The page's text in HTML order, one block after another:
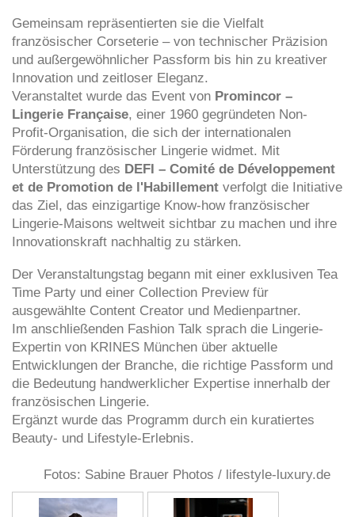
Gemeinsam repräsentierten sie die Vielfalt
französischer Corseterie – von technischer Präzision
und außergewöhnlicher Passform bis hin zu kreativer
Innovation und zeitloser Eleganz.
Veranstaltet wurde das Event von Promincor –
Lingerie Française, einer 1960 gegründeten Non-
Profit-Organisation, die sich der internationalen
Förderung französischer Lingerie widmet. Mit
Unterstützung des DEFI – Comité de Développement
et de Promotion de l'Habillement verfolgt die Initiative
das Ziel, das einzigartige Know-how französischer
Lingerie-Maisons weltweit sichtbar zu machen und ihre
Innovationskraft nachhaltig zu stärken.
Der Veranstaltungstag begann mit einer exklusiven Tea
Time Party und einer Collection Preview für
ausgewählte Content Creator und Medienpartner.
Im anschließenden Fashion Talk sprach die Lingerie-
Expertin von KRINES München über aktuelle
Entwicklungen der Branche, die richtige Passform und
die Bedeutung handwerklicher Expertise innerhalb der
französischen Lingerie.
Ergänzt wurde das Programm durch ein kuratiertes
Beauty- und Lifestyle-Erlebnis.
Fotos: Sabine Brauer Photos / lifestyle-luxury.de